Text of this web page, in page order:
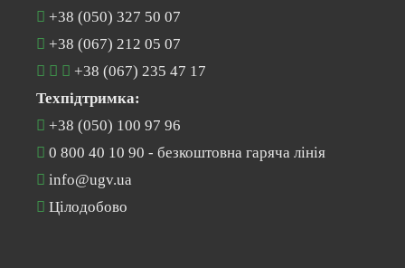
+38 (050) 327 50 07
+38 (067) 212 05 07
+38 (067) 235 47 17
Техпідтримка:
+38 (050) 100 97 96
0 800 40 10 90 - безкоштовна гаряча лінія
info@ugv.ua
Цілодобово